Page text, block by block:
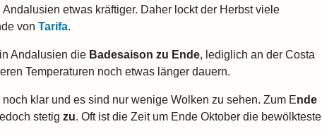
etwas kräftiger. Daher lockt der Herbst viele
von Tarifa.
Andalusien die Badesaison zu Ende, lediglich an der Costa
Temperaturen noch etwas länger dauern.
klar und es sind nur wenige Wolken zu sehen. Zum Ende
stetig zu. Oft ist die Zeit um Ende Oktober die bewölkteste